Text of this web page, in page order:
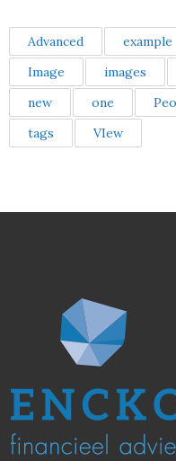
Advanced example
Image
images
new
one
tags
VIew